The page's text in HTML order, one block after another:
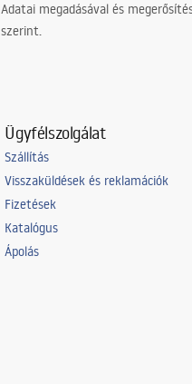
Adatai megadásával és
szerint.
Ügyfélszolgálat
Szállítás
Visszaküldések és reklamációk
Fizetések
Katalógus
Ápolás